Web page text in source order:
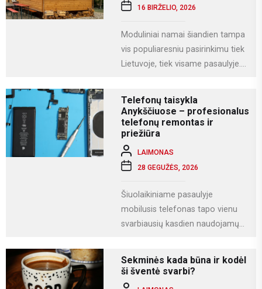
16 BIRŽELIO, 2026
Moduliniai namai šiandien tampa
vis populiaresniu pasirinkimu tiek
Lietuvoje, tiek visame pasaulyje.
Telefonų taisykla
Anykščiuose – profesionalus
telefonų remontas ir
priežiūra
LAIMONAS
28 GEGUŽĖS, 2026
Šiuolaikiniame pasaulyje
mobilusis telefonas tapo vienu
svarbiausių kasdien naudojamų
naudojamės socialiniais...
Sekminės kada būna ir kodėl
ši šventė svarbi?